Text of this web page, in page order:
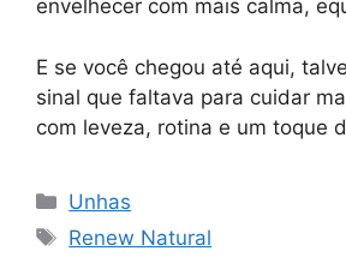
envelhecer com mais calma,
E se você chegou até aqui,
sinal que faltava para cuidar
com leveza, rotina e um toque
Categorias
Unhas
Tags
Renew Natural